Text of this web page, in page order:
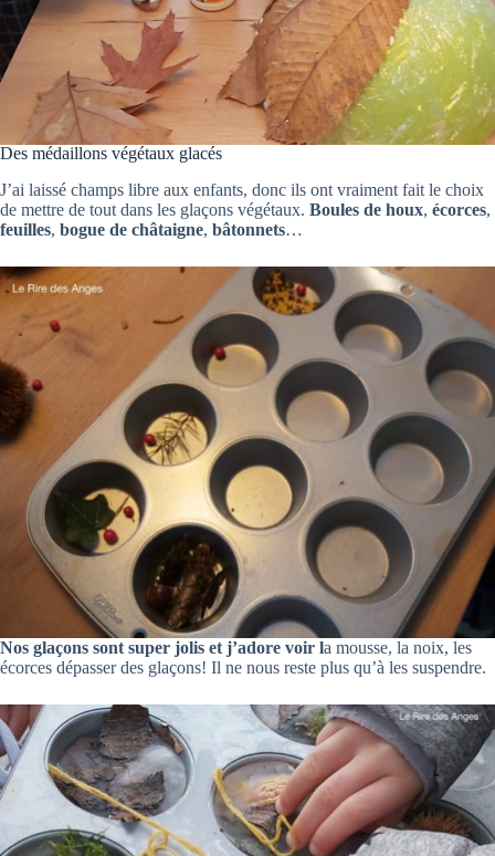
Des médaillons végétaux glacés
J’ai laissé champs libre aux enfants, donc ils ont vraiment fait le choix
de mettre de tout dans les glaçons végétaux. Boules de houx, écorces,
feuilles, bogue de châtaigne, bâtonnets…
Nos glaçons sont super jolis et j’adore voir la mousse, la noix, les
écorces dépasser des glaçons! Il ne nous reste plus qu’à les suspendre.